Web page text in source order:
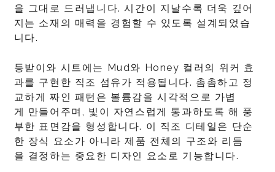
을 그대로 드러냅니다. 시간이 지날수록 더욱 깊어
지는 소재의 매력을 경험할 수 있도록 설계되었습
니다.
등받이와 시트에는 Mud와 Honey 컬러의 위커 효
과를 구현한 직조 섬유가 적용됩니다. 촘촘하고 정
교하게 짜인 패턴은 볼륨감을 시각적으로 가볍
게 만들어주며, 빛이 자연스럽게 통과하도록 해 풍
부한 표면감을 형성합니다. 이 직조 디테일은 단순
한 장식 요소가 아니라 제품 전체의 구조와 리듬
을 결정하는 중요한 디자인 요소로 기능합니다.